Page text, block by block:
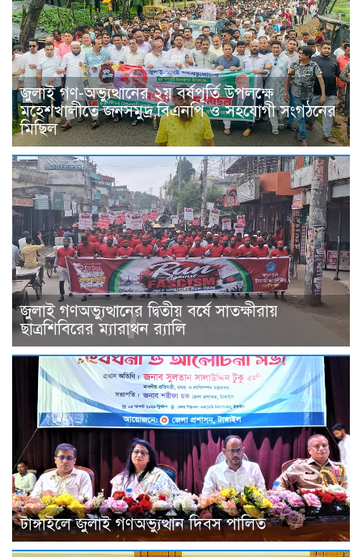
জুলাই গণ-অভ্যুত্থানের ২য় বর্ষপূর্তি উপলক্ষে
মহেশখালীতে জনসমুদ্র,বিএনপি ও সহযোগী সংগঠনের
মিছিল
জুলাই গণঅভ্যুত্থানের দ্বিতীয় বর্ষে সাতক্ষীরায়
ছাত্রশিবিরের ম্যারাথন র‌্যালি
টাঙ্গাইলে জুলাই গণঅভ্যুত্থান দিবস পালিত